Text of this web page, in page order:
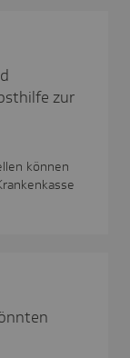
zur
können